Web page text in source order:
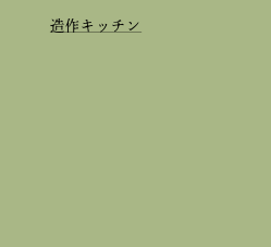
造作キッチン